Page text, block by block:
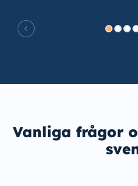
Vanliga frågor